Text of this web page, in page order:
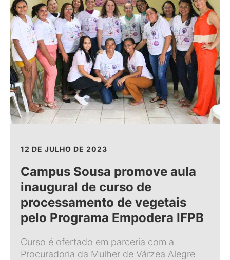
12 DE JULHO DE 2023
Campus Sousa promove aula
inaugural de curso de
processamento de vegetais
pelo Programa Empodera IFPB
Curso é ofertado em parceria com a
Procuradoria da Mulher de Várzea Alegre